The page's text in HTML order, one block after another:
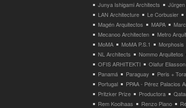
Junya Ishigami Architects
LAN Architecture
Le Corbusier
Magén Arquitectos
MAPA
Mecanoo Architecten
Metro
MoMA
MoMA P.S.1 Morphosis
NL Architects
Nommo Arquitetos
OFIS ARHITEKTI
Olafur Eliasson
Panamá
Paraguay Peris +
Portugal
PPAA - Pérez Palacios
Pritzker Prize
Productora
Rem Koolhaas
Renzo Piano